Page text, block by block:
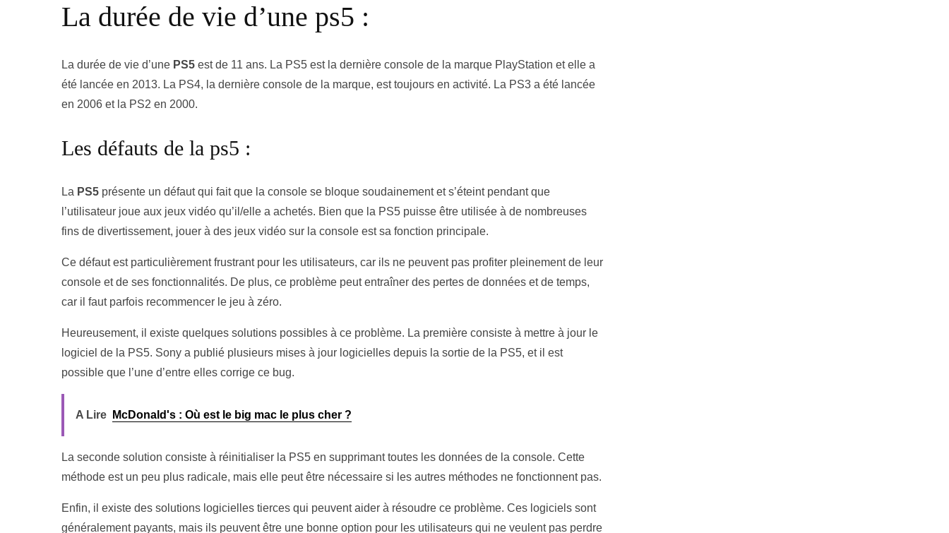
La durée de vie d’une ps5 :
La durée de vie d’une PS5 est de 11 ans. La PS5 est la dernière console de la marque PlayStation et elle a
été lancée en 2013. La PS4, la dernière console de la marque, est toujours en activité. La PS3 a été lancée
en 2006 et la PS2 en 2000.
Les défauts de la ps5 :
La PS5 présente un défaut qui fait que la console se bloque soudainement et s’éteint pendant que
l’utilisateur joue aux jeux vidéo qu’il/elle a achetés. Bien que la PS5 puisse être utilisée à de nombreuses
fins de divertissement, jouer à des jeux vidéo sur la console est sa fonction principale.
Ce défaut est particulièrement frustrant pour les utilisateurs, car ils ne peuvent pas profiter pleinement de leur
console et de ses fonctionnalités. De plus, ce problème peut entraîner des pertes de données et de temps,
car il faut parfois recommencer le jeu à zéro.
Heureusement, il existe quelques solutions possibles à ce problème. La première consiste à mettre à jour le
logiciel de la PS5. Sony a publié plusieurs mises à jour logicielles depuis la sortie de la PS5, et il est
possible que l’une d’entre elles corrige ce bug.
A Lire McDonald's : Où est le big mac le plus cher ?
La seconde solution consiste à réinitialiser la PS5 en supprimant toutes les données de la console. Cette
méthode est un peu plus radicale, mais elle peut être nécessaire si les autres méthodes ne fonctionnent pas.
Enfin, il existe des solutions logicielles tierces qui peuvent aider à résoudre ce problème. Ces logiciels sont
généralement payants, mais ils peuvent être une bonne option pour les utilisateurs qui ne veulent pas perdre